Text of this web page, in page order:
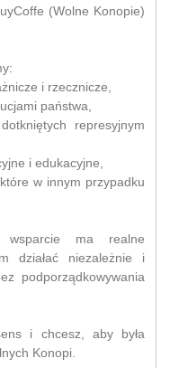
(Wolne Konopie)
i rzecznicze,
państwa,
represyjnym
i edukacyjne,
w innym przypadku
wsparcie ma realne
działać niezależnie i
podporządkowywania
i chcesz, aby była
Konopi.